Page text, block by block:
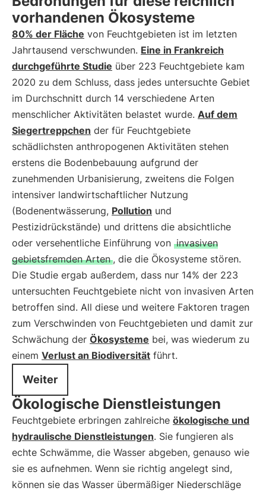
vorhandenen Ökosysteme
80% der Fläche von Feuchtgebieten ist im letzten
Jahrtausend verschwunden. Eine in Frankreich
durchgeführte Studie über 223 Feuchtgebiete kam
2020 zu dem Schluss, dass jedes untersuchte Gebiet
im Durchschnitt durch 14 verschiedene Arten
menschlicher Aktivitäten belastet wurde. Auf dem
Siegertreppchen der für Feuchtgebiete
schädlichsten anthropogenen Aktivitäten stehen
erstens die Bodenbebauung aufgrund der
zunehmenden Urbanisierung, zweitens die Folgen
intensiver landwirtschaftlicher Nutzung
(Bodenentwässerung, Pollution und
Pestizidrückstände) und drittens die absichtliche
oder versehentliche Einführung von invasiven
gebietsfremden Arten , die die Ökosysteme stören.
Die Studie ergab außerdem, dass nur 14% der 223
untersuchten Feuchtgebiete nicht von invasiven Arten
betroffen sind. All diese und weitere Faktoren tragen
zum Verschwinden von Feuchtgebieten und damit zur
Schwächung der Ökosysteme bei, was wiederum zu
einem Verlust an Biodiversität führt.
Weiter
Ökologische Dienstleistungen
Feuchtgebiete erbringen zahlreiche ökologische und
hydraulische Dienstleistungen. Sie fungieren als
echte Schwämme, die Wasser abgeben, genauso wie
sie es aufnehmen. Wenn sie richtig angelegt sind,
können sie das Wasser übermäßiger Niederschläge